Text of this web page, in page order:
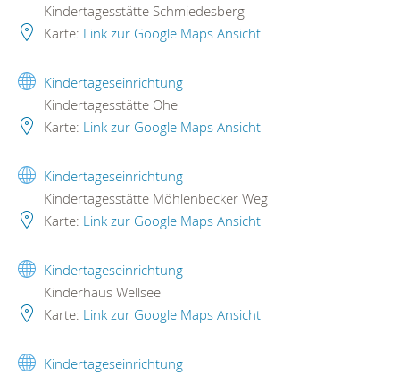
Kindertagesstätte Schmiedesberg
Karte: Link zur Google Maps Ansicht
Kindertageseinrichtung
Kindertagesstätte Ohe
Karte: Link zur Google Maps Ansicht
Kindertageseinrichtung
Kindertagesstätte Möhlenbecker Weg
Karte: Link zur Google Maps Ansicht
Kindertageseinrichtung
Kinderhaus Wellsee
Karte: Link zur Google Maps Ansicht
Kindertageseinrichtung